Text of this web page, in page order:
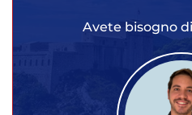
Avete bisogno